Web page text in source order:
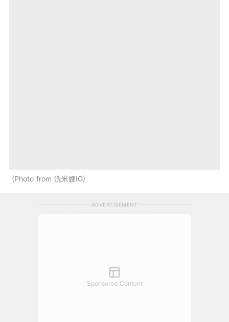
Photo from 洗米嫂IG
ADVERTISEMENT
Sponsored Content